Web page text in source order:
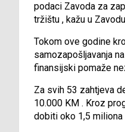
podaci Zavoda za
tržištu , kažu u
Tokom ove godine
samozapošljavanja
finansijski pomaže
Za svih 53 zahtjeva
10.000 KM . Kroz
dobiti oko 1,5 miliona